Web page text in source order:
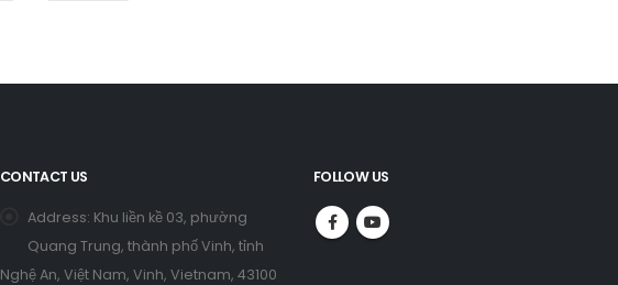
CONTACT US
Address: Khu liền kề 03, phường
Quang Trung, thành phố Vinh, tỉnh
Nghệ An, Việt Nam, Vinh, Vietnam, 43100
FOLLOW US